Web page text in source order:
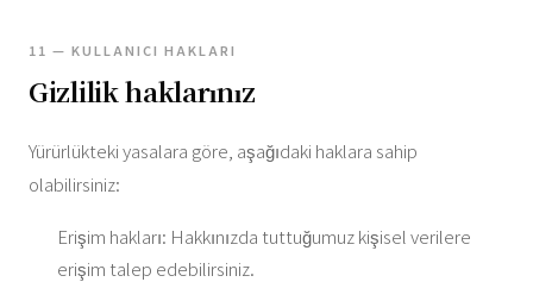
11 — KULLANICI HAKLARI
Gizlilik haklarınız
Yürürlükteki yasalara göre, aşağıdaki haklara sahip
olabilirsiniz:
Erişim hakları: Hakkınızda tuttuğumuz kişisel verilere
erişim talep edebilirsiniz.